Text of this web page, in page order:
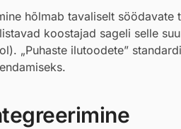
hõlmab tavaliselt
koostajad sageli selle
„Puhaste ilutoodete”